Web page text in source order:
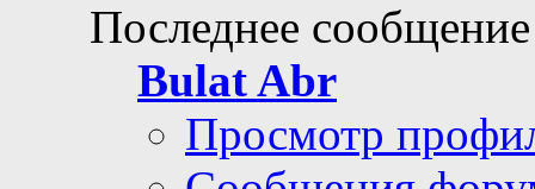
Последнее
Bulat Abr
Просмотр